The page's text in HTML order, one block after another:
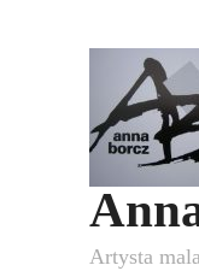
Artysta